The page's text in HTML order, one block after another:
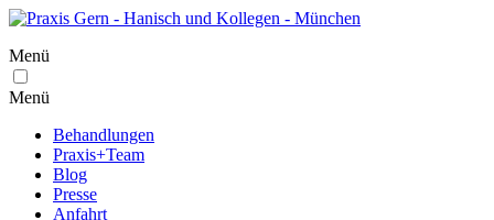
Menü
Menü
Behandlungen
Praxis+Team
Blog
Presse
Anfahrt